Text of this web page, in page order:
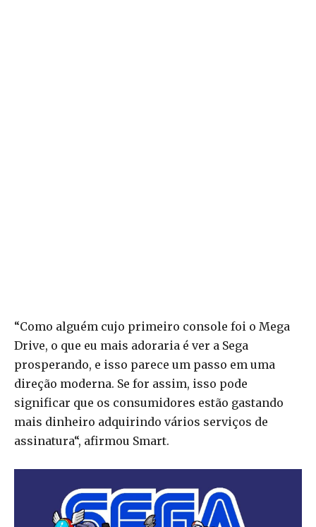
“Como alguém cujo primeiro console foi o Mega
Drive, o que eu mais adoraria é ver a Sega
prosperando, e isso parece um passo em uma
direção moderna. Se for assim, isso pode
significar que os consumidores estão gastando
mais dinheiro adquirindo vários serviços de
assinatura“, afirmou Smart.